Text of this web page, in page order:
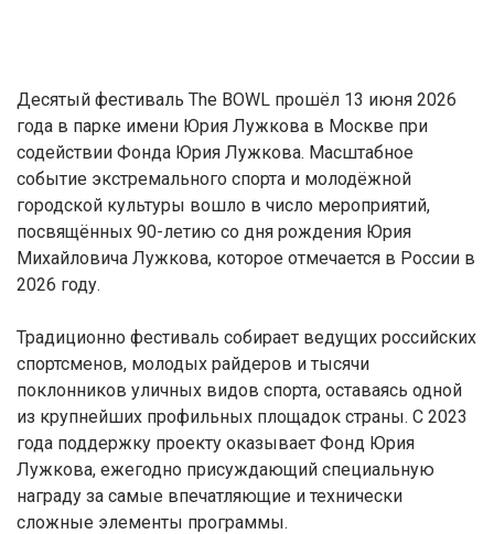
Десятый фестиваль The BOWL прошёл 13 июня 2026
года в парке имени Юрия Лужкова в Москве при
содействии Фонда Юрия Лужкова. Масштабное
событие экстремального спорта и молодёжной
городской культуры вошло в число мероприятий,
посвящённых 90-летию со дня рождения Юрия
Михайловича Лужкова, которое отмечается в России в
2026 году.
Традиционно фестиваль собирает ведущих российских
спортсменов, молодых райдеров и тысячи
поклонников уличных видов спорта, оставаясь одной
из крупнейших профильных площадок страны. С 2023
года поддержку проекту оказывает Фонд Юрия
Лужкова, ежегодно присуждающий специальную
награду за самые впечатляющие и технически
сложные элементы программы.